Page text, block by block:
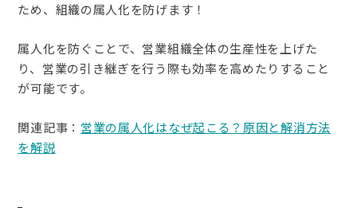
ため、組織の属人化を防げます！
属人化を防ぐことで、営業組織全体の生産性を上げた
り、営業の引き継ぎを行う際も効率を高めたりすること
が可能です。
関連記事： 営業の属人化はなぜ起こる？原因と解消方法
を解説